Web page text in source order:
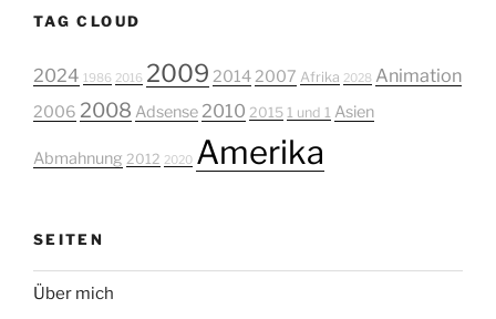
TAG CLOUD
2024 1986 2016 2009 20142007 Afrika 2028 Animation
2006 2008 Adsense 2010 2015 1 und 1 Asien
Abmahnung 2012 2020 Amerika
SEITEN
Über mich